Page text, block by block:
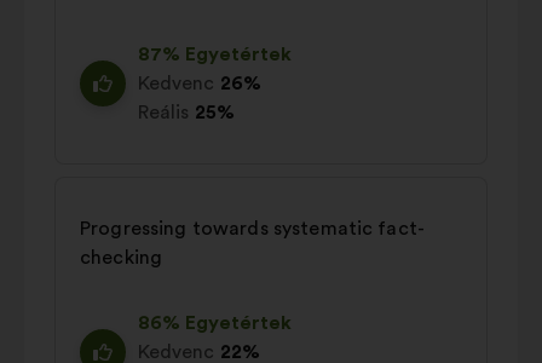
87% Egyetértek
Kedvenc 26%
Reális 25%
Progressing towards systematic fact-
checking
86% Egyetértek
Kedvenc 22%